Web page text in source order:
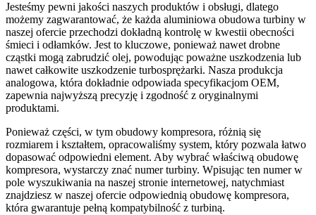
Jesteśmy pewni jakości naszych produktów i obsługi, dlatego
możemy zagwarantować, że każda aluminiowa obudowa turbiny w
naszej ofercie przechodzi dokładną kontrolę w kwestii obecności
śmieci i odłamków. Jest to kluczowe, ponieważ nawet drobne
cząstki mogą zabrudzić olej, powodując poważne uszkodzenia lub
nawet całkowite uszkodzenie turbosprężarki. Nasza produkcja
analogowa, która dokładnie odpowiada specyfikacjom OEM,
zapewnia najwyższą precyzję i zgodność z oryginalnymi
produktami.
Ponieważ części, w tym obudowy kompresora, różnią się
rozmiarem i kształtem, opracowaliśmy system, który pozwala łatwo
dopasować odpowiedni element. Aby wybrać właściwą obudowę
kompresora, wystarczy znać numer turbiny. Wpisując ten numer w
pole wyszukiwania na naszej stronie internetowej, natychmiast
znajdziesz w naszej ofercie odpowiednią obudowę kompresora,
która gwarantuje pełną kompatybilność z turbiną.